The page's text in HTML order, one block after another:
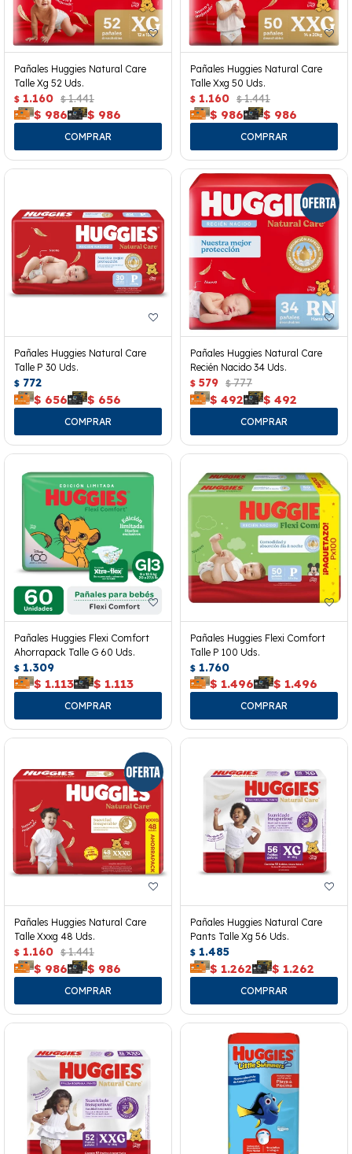
Pañales Huggies Natural Care
Talle Xg 52 Uds.
$ 1.160 $ 1.441
$ 986 $ 986
Pañales Huggies Natural Care
Talle Xxg 50 Uds.
$ 1.160 $ 1.441
$ 986 $ 986
Pañales Huggies Natural Care
Talle P 30 Uds.
$ 772
$ 656 $ 656
Pañales Huggies Natural Care
Recién Nacido 34 Uds.
$ 579 $ 777
$ 492 $ 492
Pañales Huggies Flexi Comfort
Ahorrapack Talle G 60 Uds.
$ 1.309
$ 1.113 $ 1.113
Pañales Huggies Flexi Comfort
Talle P 100 Uds.
$ 1.760
$ 1.496 $ 1.496
Pañales Huggies Natural Care
Talle Xxxg 48 Uds.
$ 1.160 $ 1.441
$ 986 $ 986
Pañales Huggies Natural Care
Pants Talle Xg 56 Uds.
$ 1.485
$ 1.262 $ 1.262